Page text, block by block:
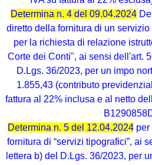
Determina n. 4 del 09.04.2024
diretto della fornitura di un
per la richiesta di relazione
Corte dei Conti", ai sensi dell'art.
D.Lgs. 36/2023, per un impо
1.855,43 (contributo
fattura al 22% inclusa e al netto
Determina n. 5 del 12.04.2024 per
fornitura di “servizi tipografici”, ai
lettera b) del D.Lgs. 36/2023, per